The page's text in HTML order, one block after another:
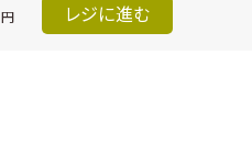
円 レジに進む